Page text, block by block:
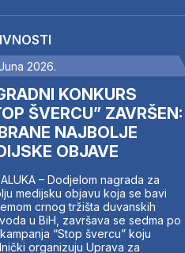
2026.
KONKURS
ŠVERCU” ZAVRŠEN:
NAJBOLJE
OBJAVE
– Dodjelom nagrada za
medijsku objavu koja se bavi
crnog tržišta duvanskih
u BiH, završava se sedma po
“Stop švercu” koju
organizuju Uprava za